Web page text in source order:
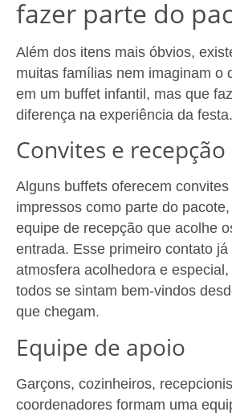
fazer parte do
Além dos itens mais óbvios,
muitas famílias nem imaginam o
em um buffet infantil, mas que
diferença na experiência da festa.
Convites e recepção
Alguns buffets oferecem
impressos como parte do
equipe de recepção que acolhe
entrada. Esse primeiro contato já
atmosfera acolhedora e
todos se sintam bem-vindos
que chegam.
Equipe de apoio
Garçons, cozinheiros,
coordenadores formam uma